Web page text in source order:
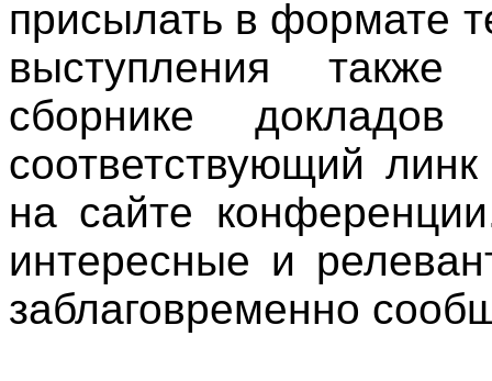
присылать в формате
выступления также
сборнике докладов
соответствующий
на сайте
интересные и
заблаговременно